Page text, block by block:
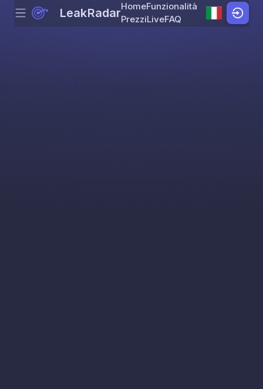
Skip to content
Menu LeakRadarHomeFunzionalità
PrezziLiveFAQ